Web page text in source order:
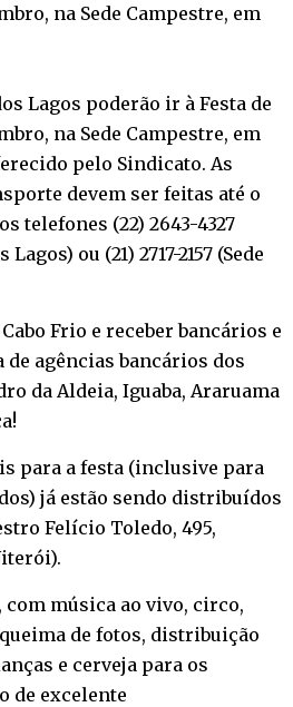
na Sede Campestre, em
Lagos poderão ir à Festa de
na Sede Campestre, em
pelo Sindicato. As
devem ser feitas até o
telefones (22) 2643-4327
ou (21) 2717-2157 (Sede
Frio e receber bancários e
agências bancários dos
da Aldeia, Iguaba, Araruama
para a festa (inclusive para
já estão sendo distribuídos
Felício Toledo, 495,
com música ao vivo, circo,
de fotos, distribuição
e cerveja para os
de excelente